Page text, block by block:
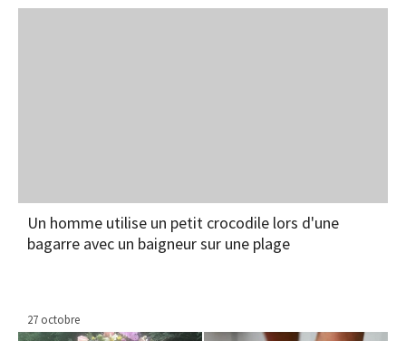
Un homme utilise un petit crocodile lors d'une
bagarre avec un baigneur sur une plage
27 octobre